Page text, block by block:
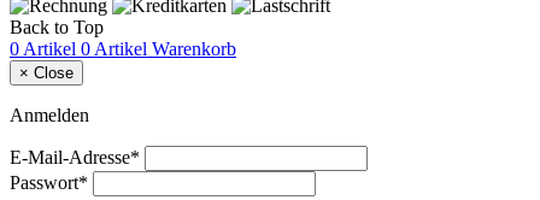
Back to Top
0 Artikel 0 Artikel Warenkorb
× Close
Anmelden
E-Mail-Adresse*
Passwort*